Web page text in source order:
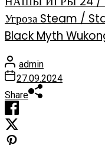
Угроза Steam /
Black Myth
admin
27.09.2024
Share